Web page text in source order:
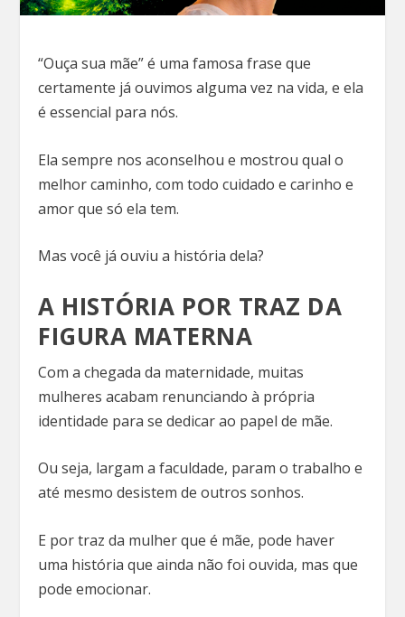
“Ouça sua mãe” é uma famosa frase que
certamente já ouvimos alguma vez na vida, e ela
é essencial para nós.
Ela sempre nos aconselhou e mostrou qual o
melhor caminho, com todo cuidado e carinho e
amor que só ela tem.
Mas você já ouviu a história dela?
A HISTÓRIA POR TRAZ DA
FIGURA MATERNA
Com a chegada da maternidade, muitas
mulheres acabam renunciando à própria
identidade para se dedicar ao papel de mãe.
Ou seja, largam a faculdade, param o trabalho e
até mesmo desistem de outros sonhos.
E por traz da mulher que é mãe, pode haver
uma história que ainda não foi ouvida, mas que
pode emocionar.